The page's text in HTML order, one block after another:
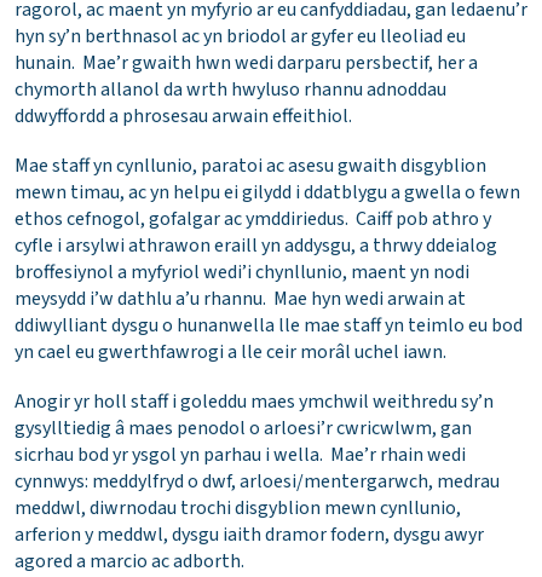
ragorol, ac maent yn myfyrio ar eu canfyddiadau, gan ledaenu’r
hyn sy’n berthnasol ac yn briodol ar gyfer eu lleoliad eu
hunain. Mae’r gwaith hwn wedi darparu persbectif, her a
chymorth allanol da wrth hwyluso rhannu adnoddau
ddwyffordd a phrosesau arwain effeithiol.
Mae staff yn cynllunio, paratoi ac asesu gwaith disgyblion
mewn timau, ac yn helpu ei gilydd i ddatblygu a gwella o fewn
ethos cefnogol, gofalgar ac ymddiriedus. Caiff pob athro y
cyfle i arsylwi athrawon eraill yn addysgu, a thrwy ddeialog
broffesiynol a myfyriol wedi’i chynllunio, maent yn nodi
meysydd i’w dathlu a’u rhannu. Mae hyn wedi arwain at
ddiwylliant dysgu o hunanwella lle mae staff yn teimlo eu bod
yn cael eu gwerthfawrogi a lle ceir morâl uchel iawn.
Anogir yr holl staff i goleddu maes ymchwil weithredu sy’n
gysylltiedig â maes penodol o arloesi’r cwricwlwm, gan
sicrhau bod yr ysgol yn parhau i wella. Mae’r rhain wedi
cynnwys: meddylfryd o dwf, arloesi/mentergarwch, medrau
meddwl, diwrnodau trochi disgyblion mewn cynllunio,
arferion y meddwl, dysgu iaith dramor fodern, dysgu awyr
agored a marcio ac adborth.